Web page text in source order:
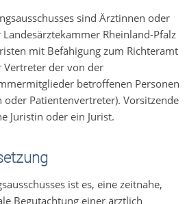
sind Ärztinnen oder
Rheinland-Pfalz
mit Befähigung zum Richteramt
der von der
betroffenen Personen
Patientenvertreter). Vorsitzende
Juristin oder ein Jurist.
ist es, eine zeitnahe,
Begutachtung einer ärztlich